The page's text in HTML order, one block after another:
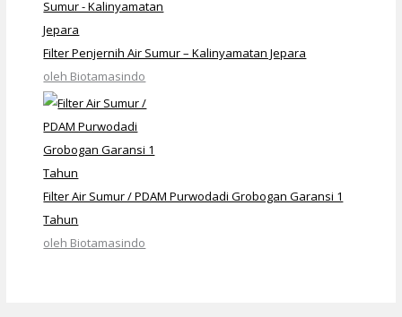
Filter Penjernih Air Sumur – Kalinyamatan Jepara
oleh Biotamasindo
Filter Air Sumur / PDAM Purwodadi Grobogan Garansi 1
Tahun
oleh Biotamasindo